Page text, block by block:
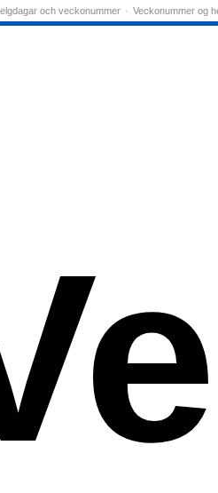
och veckonummer Veckonummer og